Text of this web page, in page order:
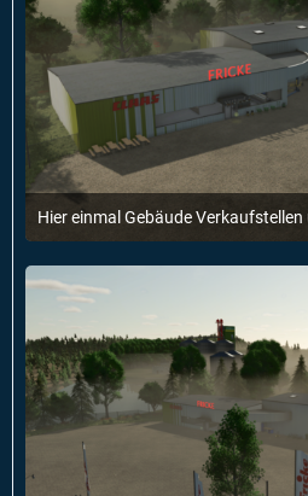
7. Februar 2025 um 12:51
1